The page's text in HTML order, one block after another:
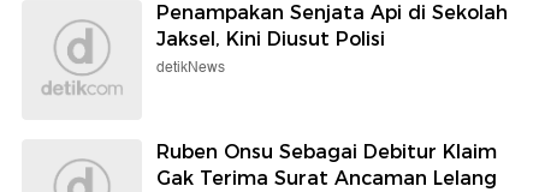
Penampakan Senjata Api di Sekolah
Jaksel, Kini Diusut Polisi
detikNews
Ruben Onsu Sebagai Debitur Klaim
Gak Terima Surat Ancaman Lelang